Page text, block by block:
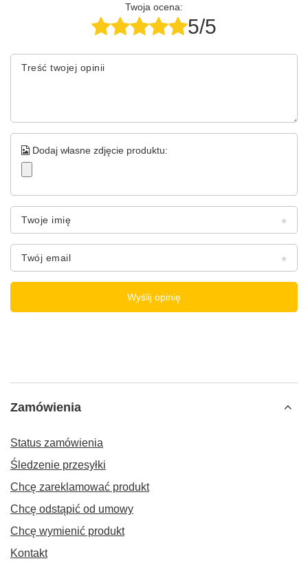
Twoja ocena:
5/5
Treść twojej opinii
Dodaj własne zdjęcie produktu:
Twoje imię
Twój email
Wyślij opinię
Zamówienia
Status zamówienia
Śledzenie przesyłki
Chcę zareklamować produkt
Chcę odstąpić od umowy
Chcę wymienić produkt
Kontakt